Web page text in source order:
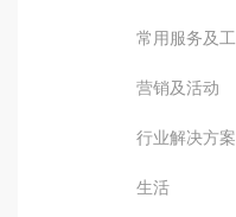
常用服务及
营销及活动
行业解决方案
生活